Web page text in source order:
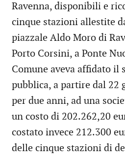
Ravenna, disponibili e
cinque stazioni allestite
piazzale Aldo Moro di
Porto Corsini, a Ponte
Comune aveva affidato il
pubblica, a partire dal 22
per due anni, ad una
un costo di 202.262,20
costato invece 212.300
delle cinque stazioni di